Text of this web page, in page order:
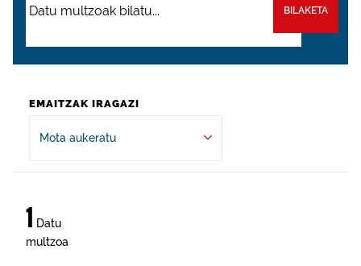
BILAKETA
EMAITZAK IRAGAZI
Mota aukeratu
1 Datu
multzoa